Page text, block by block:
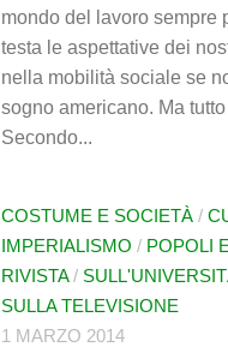
mondo del lavoro sempre
testa le aspettative dei
nella mobilità sociale se
sogno americano. Ma
Secondo...
COSTUME E SOCIETÀ /
IMPERIALISMO / POPOLI
RIVISTA/
SULLA TELEVISIONE
1 MARZO 2014